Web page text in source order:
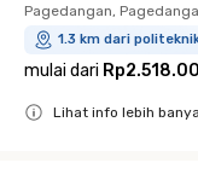
Pagedangan,
1.3 km dari
mulai dari
Lihat info lebih